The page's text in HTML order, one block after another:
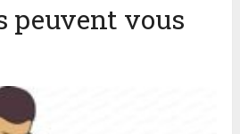
peuvent vous